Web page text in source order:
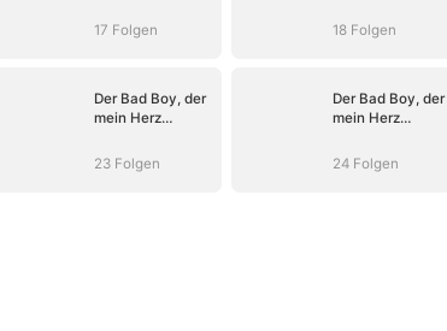
17 Folgen
18 Folgen
Der Bad Boy, der
mein Herz
23 Folgen
Der Bad Boy, der
mein Herz
24 Folgen